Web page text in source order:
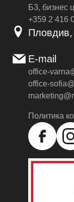
Б3, бизнес
+359 2 416
E-mail
office-
office-
Политика